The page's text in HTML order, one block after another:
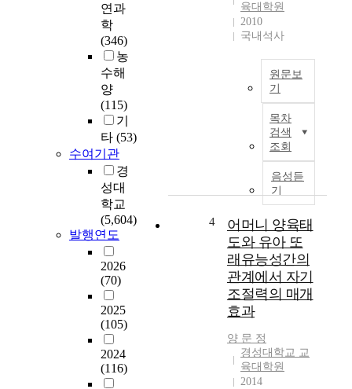
연과
학
(346)
농
수해
양
(115)
기
타 (53)
수여기관
경
성대
학교
(5,604)
발행연도
2026
(70)
2025
(105)
2024
(116)
육대학원
2010
국내석사
원문보
기
목차
검색
조회
음성듣
기
4
어머니 양육태
도와 유아 또
래유능성간의
관계에서 자기
조절력의 매개
효과
양 문 정
경성대학교 교
육대학원
2014